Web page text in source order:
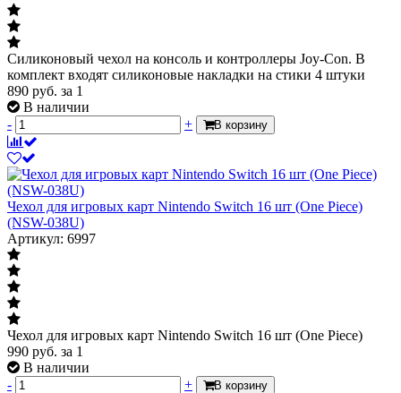
Силиконовый чехол на консоль и контроллеры Joy-Con. В
комплект входят силиконовые накладки на стики 4 штуки
890 руб. за 1
В наличии
-
+ В корзину
Чехол для игровых карт Nintendo Switch 16 шт (One Piece)
(NSW-038U)
Артикул: 6997
Чехол для игровых карт Nintendo Switch 16 шт (One Piece)
990 руб. за 1
В наличии
-
+ В корзину